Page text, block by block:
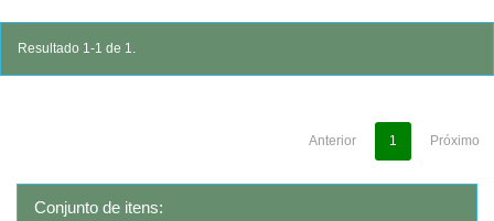
Resultado 1-1 de 1.
Anterior 1 Próximo
Conjunto de itens: